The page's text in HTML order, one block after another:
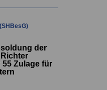
der
55 Zulage für